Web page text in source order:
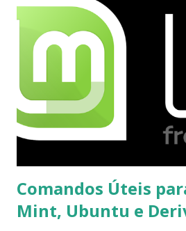
mesmo na versão para Linux, claro,
opções e o Pidgin, que se mostra
Comandos Úteis
Mint, Ubuntu e